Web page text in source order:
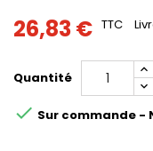
26,83 € TTC
Quantité
 Sur commande -